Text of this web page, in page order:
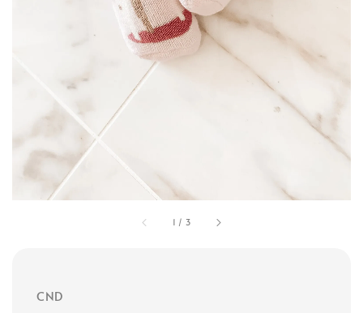
1 / 3
CND